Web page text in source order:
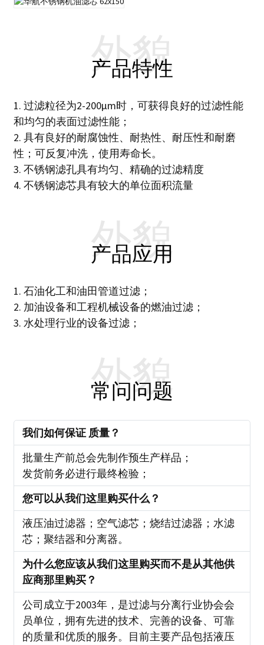
产品特性
外貌
1. 过滤粒径为2-200μm时，可获得良好的过滤性能
和均匀的表面过滤性能；
2. 具有良好的耐腐蚀性、耐热性、耐压性和耐磨
性；可反复冲洗，使用寿命长。
3. 不锈钢滤孔具有均匀、精确的过滤精度
4. 不锈钢滤芯具有较大的单位面积流量
产品应用
外貌
1. 石油化工和油田管道过滤；
2. 加油设备和工程机械设备的燃油过滤；
3. 水处理行业的设备过滤；
常问问题
外貌
我们如何保证 质量？
批量生产前总会先制作预生产样品；
发货前务必进行最终检验；
您可以从我们这里购买什么？
液压油过滤器；空气滤芯；烧结过滤器；水滤
芯；聚结器和分离器。
为什么您应该从我们这里购买而不是从其他供
应商那里购买？
公司成立于2003年，是过滤与分离行业协会会
员单位，拥有先进的技术、完善的设备、可靠
的质量和优质的服务。目前主要产品包括液压